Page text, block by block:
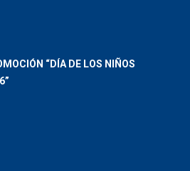
“DÍA DE LOS NIÑOS